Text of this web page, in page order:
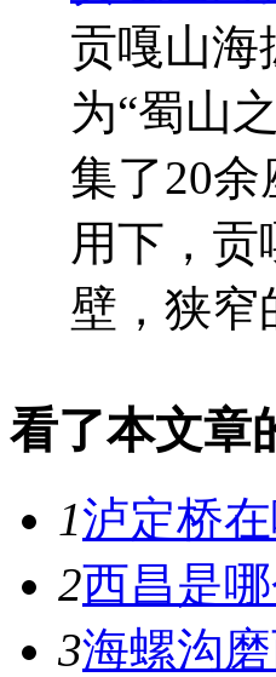
贡嘎山海
为“蜀山
集了20
用下，
壁，狭窄
看了本文章
1泸定桥
2西昌是
3海螺沟